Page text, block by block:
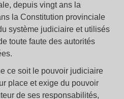
depuis vingt ans la
la Constitution provinciale
système judiciaire et utilisés
toute faute des autorités
ce soit le pouvoir judiciaire
place et exige du pouvoir
de ses responsabilités,